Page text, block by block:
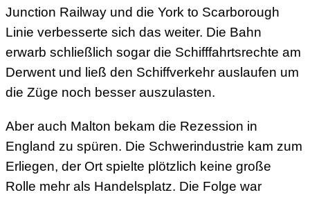
Junction Railway und die York to Scarborough
Linie verbesserte sich das weiter. Die Bahn
erwarb schließlich sogar die Schifffahrtsrechte am
Derwent und ließ den Schiffverkehr auslaufen um
die Züge noch besser auszulasten.
Aber auch Malton bekam die Rezession in
England zu spüren. Die Schwerindustrie kam zum
Erliegen, der Ort spielte plötzlich keine große
Rolle mehr als Handelsplatz. Die Folge war